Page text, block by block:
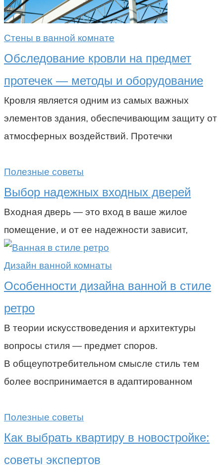
Стены в ванной комнате
Обследование кровли на предмет
протечек — методы и оборудование
Кровля является одним из самых важных
элементов здания, обеспечивающим защиту от
атмосферных воздействий. Протечки
Полезные советы
Выбор надежных входных дверей
Входная дверь — это вход в ваше жилое
помещение, и от ее надежности зависит,
Дизайн ванной комнаты
Особенности дизайна ванной в стиле
ретро
В теории искусствоведения и архитектуры
вопросы стиля — предмет споров.
В общеупотребительном смысле стиль тем
более воспринимается в адаптированном
Полезные советы
Как выбрать квартиру в новостройке:
советы экспертов